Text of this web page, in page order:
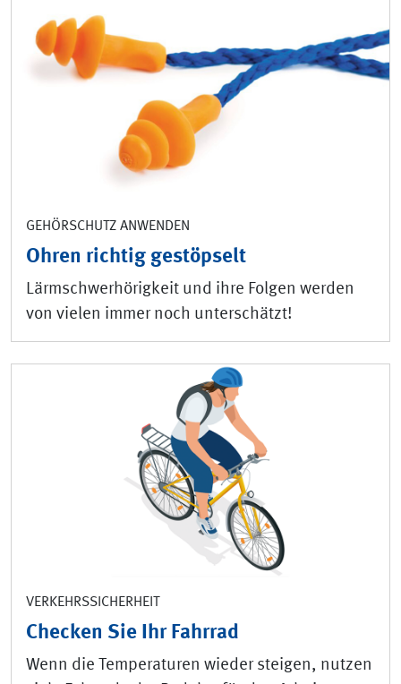
GEHÖRSCHUTZ ANWENDEN
Ohren richtig gestöpselt
Lärmschwerhörigkeit und ihre Folgen werden
von vielen immer noch unterschätzt!
VERKEHRSSICHERHEIT
Checken Sie Ihr Fahrrad
Wenn die Temperaturen wieder steigen, nutzen